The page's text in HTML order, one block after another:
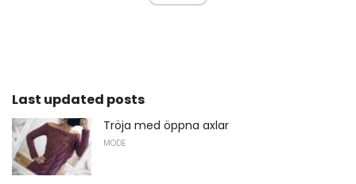
Last updated posts
Tröja med öppna axlar
MODE